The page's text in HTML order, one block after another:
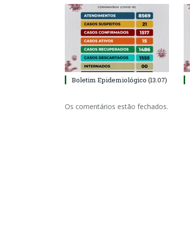
Boletim Epidemiológico (13.07)
Os comentários estão fechados.